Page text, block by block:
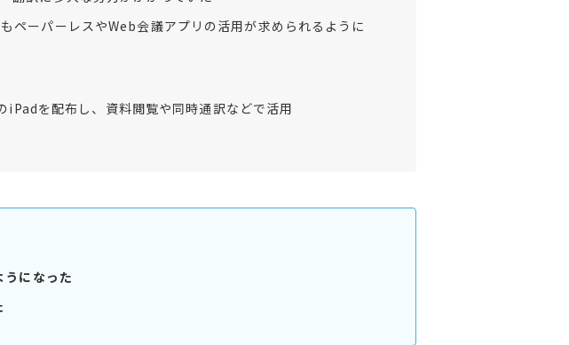
ペーパーレスやWeb会議アプリの活用が求められるように
を配布し、資料閲覧や同時通訳などで活用
になった